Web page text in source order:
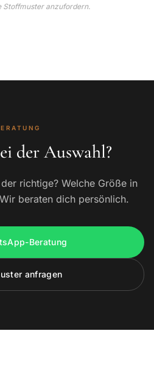
Stoffmuster anzufordern.
der Auswahl?
richtige? Welche Größe in
beraten dich persönlich.
Beratung
anfragen